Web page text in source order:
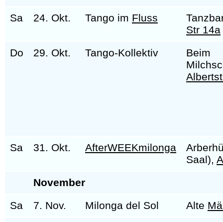
Sa 24. Okt. Tango im Fluss
Str 14a
Do
29. Okt. Tango-Kollektiv
Beim
Sa 31. Okt. AfterWEEKmilonga
Saal),
November
Sa
7. Nov. Milonga del Sol Alte